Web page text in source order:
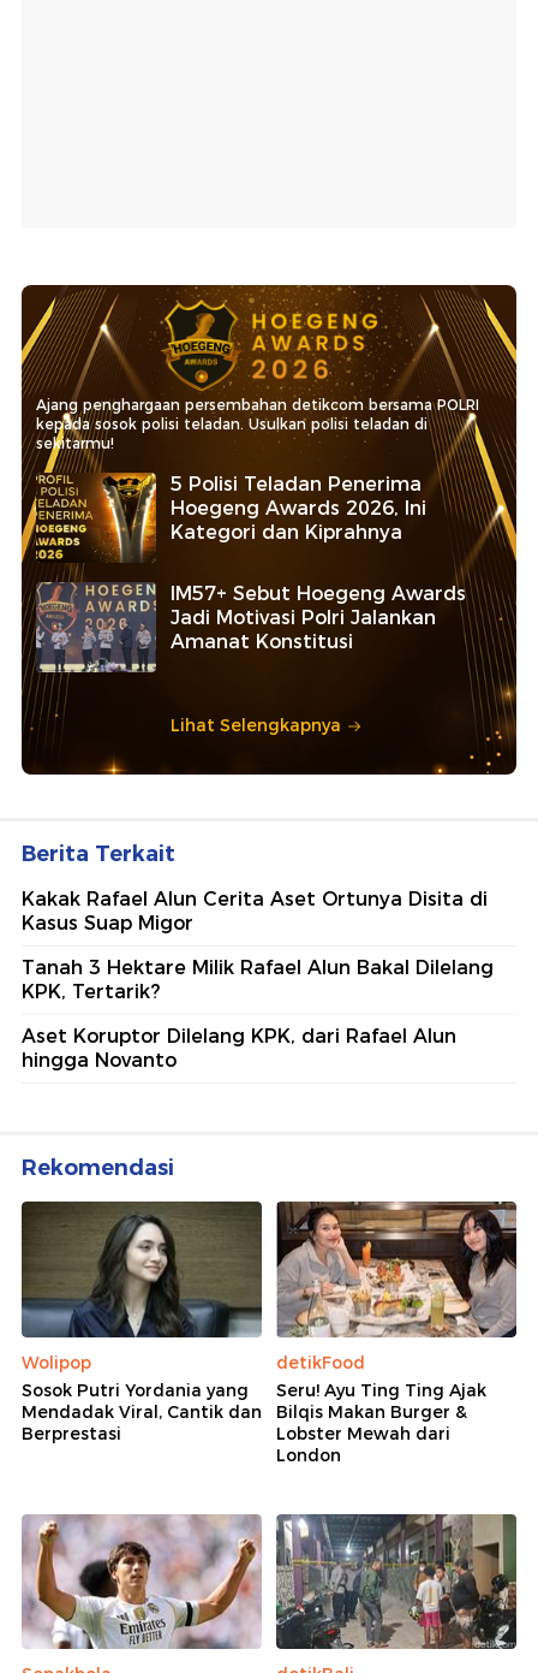
Ajang penghargaan persembahan detikcom bersama POLRI
kepada sosok polisi teladan. Usulkan polisi teladan di
sekitarmu!
5 Polisi Teladan Penerima
Hoegeng Awards 2026, Ini
Kategori dan Kiprahnya
IM57+ Sebut Hoegeng Awards
Jadi Motivasi Polri Jalankan
Amanat Konstitusi
Lihat Selengkapnya
Berita Terkait
Kakak Rafael Alun Cerita Aset Ortunya Disita di
Kasus Suap Migor
Tanah 3 Hektare Milik Rafael Alun Bakal Dilelang
KPK, Tertarik?
Aset Koruptor Dilelang KPK, dari Rafael Alun
hingga Novanto
Rekomendasi
Wolipop
Sosok Putri Yordania yang
Mendadak Viral, Cantik dan
Berprestasi
detikFood
Seru! Ayu Ting Ting Ajak
Bilqis Makan Burger &
Lobster Mewah dari
London